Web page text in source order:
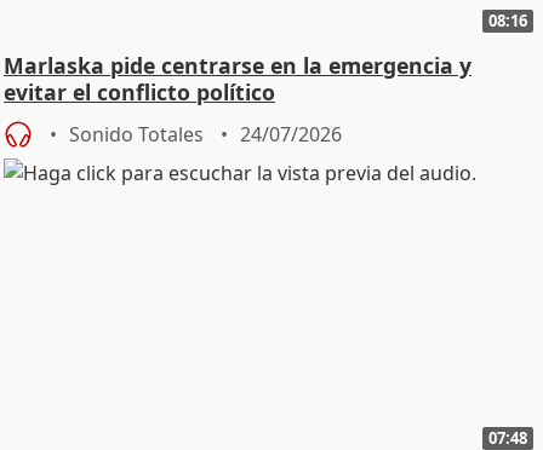
08:16
Marlaska pide centrarse en la emergencia y
evitar el conflicto político
Sonido Totales 24/07/2026
07:48